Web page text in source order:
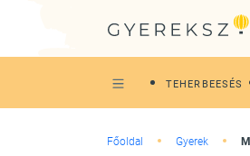
TEHERBEESÉS
Főoldal Gyerek